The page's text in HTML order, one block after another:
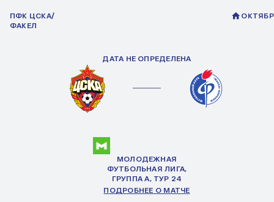
ПФК ЦСКА/
ФАКЕЛ
ДАТА НЕ ОПРЕДЕЛЕНА
МОЛОДЕЖНАЯ
ФУТБОЛЬНАЯ ЛИГА,
ГРУППАА, ТУР 24
ПОДРОБНЕЕ О МАТЧЕ